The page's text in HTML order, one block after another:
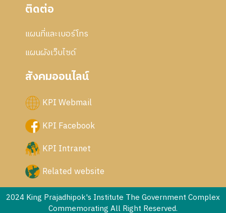
ติดต่อ
แผนที่และเบอร์โทร
แผนผังเว็บไซด์
สังคมออนไลน์
KPI Webmail
KPI Facebook
KPI Intranet
Related website
2024 King Prajadhipok's Institute The Government Complex
Commemorating All Right Reserved.